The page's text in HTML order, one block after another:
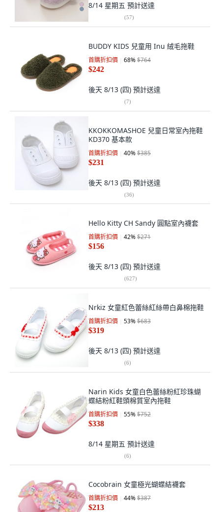
8/14 星期五 預計送達
(57)
BUDDY KIDS 兒童用 Inu 絨毛拖鞋
首購折扣價 68%$764
$242
後天 8/13 (四) 預計送達
(7)
KKOKKOMASHOE 兒童日常室內拖鞋
KD370 基本款
首購折扣價 40%$385
$231
後天 8/13 (四) 預計送達
(36)
Hello Kitty CH Sandy 圓點室內襪套
首購折扣價 42%$271
$156
後天 8/13 (四) 預計送達
(627)
Nrkiz 女童紅色蕾絲紅絲帶白鼻棉拖鞋
首購折扣價 53%$683
$319
後天 8/13 (四) 預計送達
(6)
Narin Kids 女童白色蕾絲粉紅珍珠蝴
蝶結粉紅鞋頭棉質室內拖鞋
首購折扣價 55%$752
$338
8/14 星期五 預計送達
(6)
Cocobrain 女童極光蝴蝶結襪套
首購折扣價 44%$387
$213